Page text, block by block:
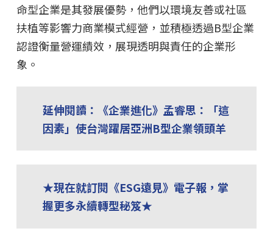
命型企業是其發展優勢，他們以環境友善或社區
扶植等影響力商業模式經營，並積極透過B型企業
認證衡量營運績效，展現透明與責任的企業形
象。
延伸閱讀：《企業進化》孟睿思：「這
因素」使台灣躍居亞洲B型企業領頭羊
★現在就訂閱《ESG遠見》電子報，掌
握更多永續轉型秘笈★